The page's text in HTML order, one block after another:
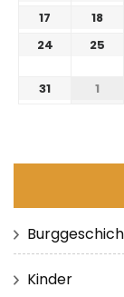
17
18
24
25
31 1
Kinder